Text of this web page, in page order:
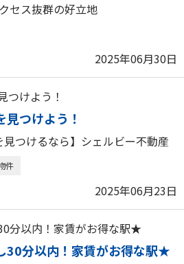
セス抜群の好立地
2025年06月30日
つけよう！
見つけるなら】シェルビー不動産
件
2025年06月23日
30分以内！家賃がお得な駅★